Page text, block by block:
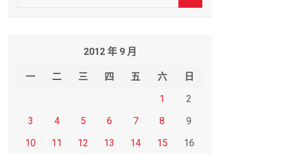
e
2012 年 9 月
一 二 三 四 五 六
日
1
2
3
4 5 6 7 8
9
10
11 12 13 14 15
16